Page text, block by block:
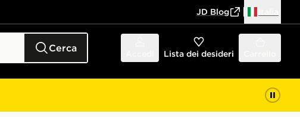
JD Blog
Cerca Lista dei desideri